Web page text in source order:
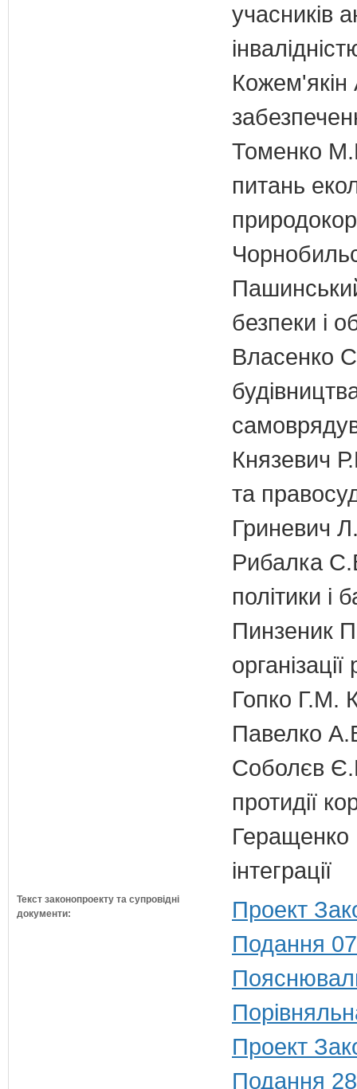
учасників
Кожем'якін
Томенко
питань
безпеки і
Власенко
Князевич
та
Гриневич
Рибалка
політики і
Пинзеник
Гопко Г.М.
Павелко
Соболєв
протидії
Геращенко
інтеграції
Текст законопроекту та супровідні
документи:
Проект
Подання
Проект
Подання